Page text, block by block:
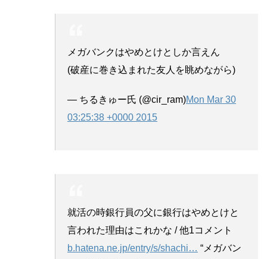
メガバンクはやめとけとしか言えん
(破産に巻き込まれた友人を眺めながら)
— ちるきゅー氏 (@cir_ram)Mon Mar 30
03:25:38 +0000 2015
就活の時銀行員の父に銀行はやめとけと
言われた理由はこれかな / 他1コメント
b.hatena.ne.jp/entry/s/shachi… “メガバン